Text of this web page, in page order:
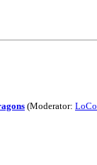
(Moderator: LoCo